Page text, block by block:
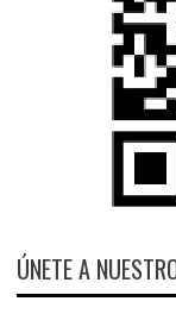
ÚNETE A